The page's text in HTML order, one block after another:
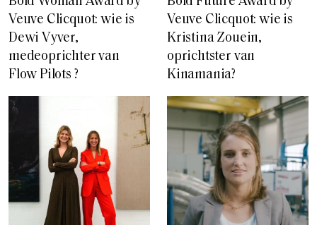
Veuve Clicquot: wie is
Dewi Vyver,
medeoprichter van
Flow Pilots ?
Veuve Clicquot: wie is
Kristina Zouein,
oprichtster van
Kinamania?